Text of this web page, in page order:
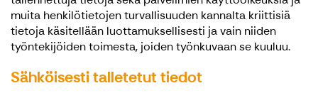
muita henkilötietojen turvallisuuden kannalta kriittisiä
tietoja käsitellään luottamuksellisesti ja vain niiden
työntekijöiden toimesta, joiden työnkuvaan se kuuluu.
Sähköisesti talletetut tiedot